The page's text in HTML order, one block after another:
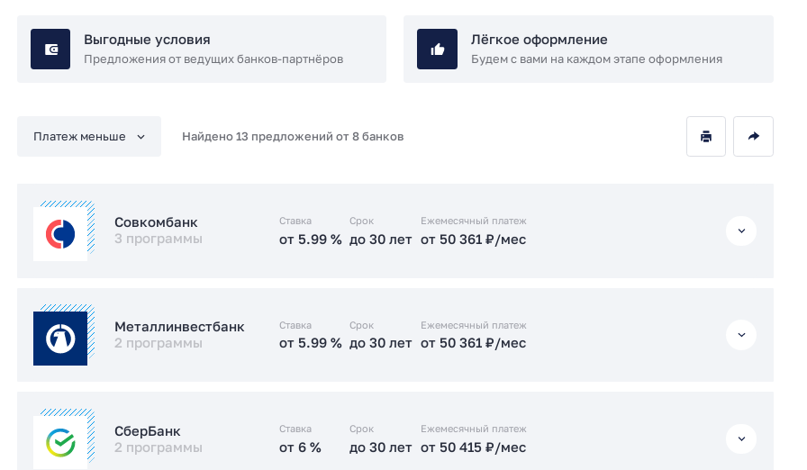
Выгодные условия
Предложения от ведущих банков-партнёров
Лёгкое оформление
Будем с вами на каждом этапе оформления
Найдено 13 предложений от 8 банков
Совкомбанк
3 программы
Ставка
от 5.99 %
Срок
до 30 лет
Ежемесячный платеж
от 50 361 ₽/мес
Семейная
IT-ипотека
Металлинвестбанк
2 программы
Ставка
от 5.99 %
Срок
до 30 лет
Ежемесячный платеж
от 50 361 ₽/мес
IT-ипотека
Стандартная
СберБанк
2 программы
Ставка
от 6 %
Срок
до 30 лет
Ежемесячный платеж
от 50 415 ₽/мес